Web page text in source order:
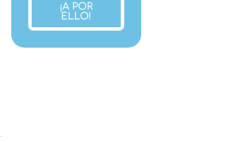
¡A POR
ELLO!